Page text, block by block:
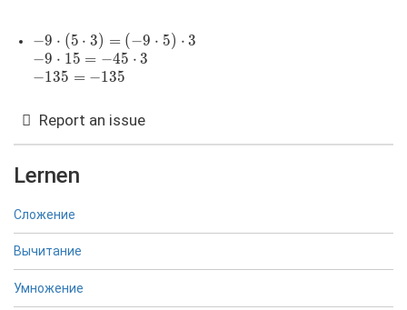
-9\cdot(5\cdot3)=
(-9\cdot5)\cdot3
−9 ⋅ (5 ⋅ 3) = (−9 ⋅ 5) ⋅ 3
-9\cdot15=-45\cdot3
−9 ⋅ 15 = −45 ⋅ 3
-135=-135
−135 = −135
Report an issue
Lernen
Сложение
Вычитание
Умножение